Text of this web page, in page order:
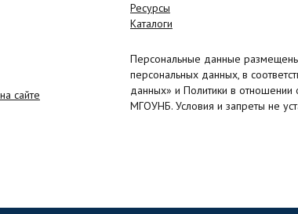
сайте
Ресурсы
Каталоги
Персональные данные размещены
персональных данных, в
данных» и Политики в
МГОУНБ. Условия и запреты не